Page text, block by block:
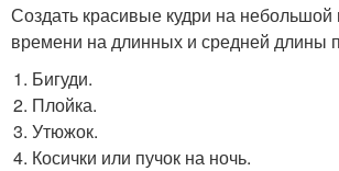
Создать красивые кудри на небольшой
времени на длинных и средней длины
Бигуди.
Плойка.
Утюжок.
Косички или пучок на ночь.